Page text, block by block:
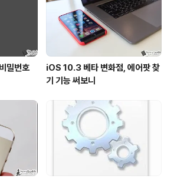
내지 못하고 이를 구했고, 결
밀번호
iOS 10.3 베타 변화점, 에어팟 찾
기 기능 써보니